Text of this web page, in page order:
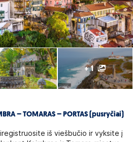
+ 1
– TOMARAS – PORTAS (pusryčiai)
iš viešbučio ir vyksite į